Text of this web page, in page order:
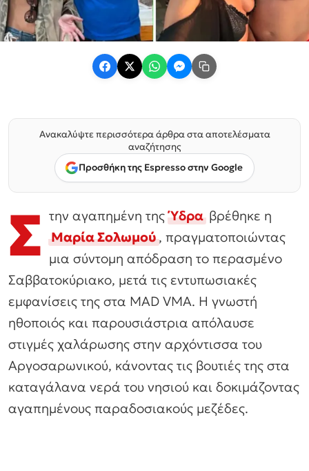
Ανακαλύψτε περισσότερα άρθρα στα αποτελέσματα
αναζήτησης
Προσθήκη της Espresso στην Google
Σ την αγαπημένη τηςΎδραβρέθηκε η
Μαρία Σολωμού, πραγματοποιώντας
μια σύντομη απόδραση το περασμένο
Σαββατοκύριακο, μετά τις εντυπωσιακές
εμφανίσεις της στα MAD VMA. Η γνωστή
ηθοποιός και παρουσιάστρια απόλαυσε
στιγμές χαλάρωσης στην αρχόντισσα του
Αργοσαρωνικού, κάνοντας τις βουτιές της στα
καταγάλανα νερά του νησιού και δοκιμάζοντας
αγαπημένους παραδοσιακούς μεζέδες.